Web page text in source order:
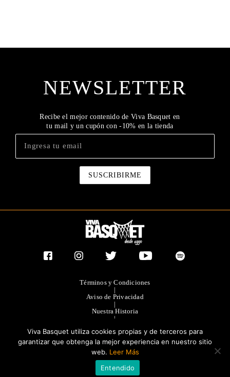
NEWSLETTER
Recibe el mejor contenido de Viva Basquet en
tu mail y un cupón con -10% en la tienda
Términos y Condiciones
|
Aviso de Privacidad
|
Nuestra Historia
|
|
Publicidad
®TODOS LOS DERECHOS RESERVADOS 2023. GRUPO OLIMPIA
EDITORES.
Viva Basquet utiliza cookies propias y de terceros para
garantizar que obtenga la mejor experiencia en nuestro sitio
web. Leer Más
Entendido